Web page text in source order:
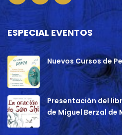
ESPECIAL EVENTOS
Nuevos Cursos de
Presentación del
de Miguel Berzal de